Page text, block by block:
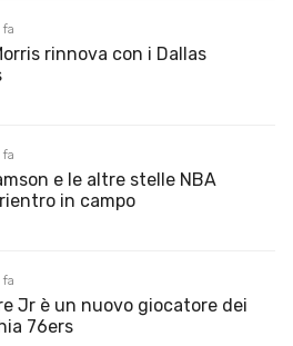
fa
rinnova con i Dallas
fa
e le altre stelle NBA
in campo
fa
Jr è un nuovo giocatore dei
76ers